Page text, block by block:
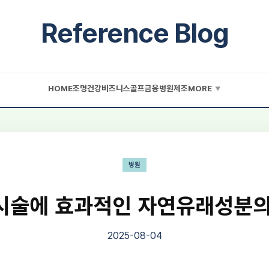
Reference Blog
HOME조명건강비즈니스골프금융병원제조MORE ▼
병원
술에 효과적인 자연유래성분
2025-08-04